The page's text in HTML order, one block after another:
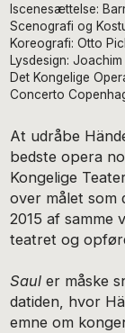
Iscenesættelse:
Scenografi og
Koreografi: Otto
Lysdesign:
Det Kongelige
Concerto
At udråbe
bedste opera
Kongelige
over målet som
2015 af
teatret og
Sauler måske
datiden, hvor
emne om